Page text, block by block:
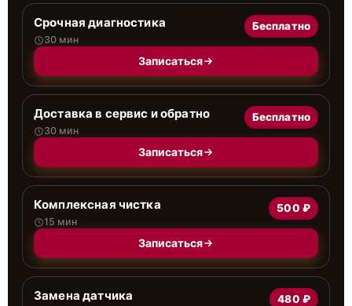
Срочная диагностика
30 мин
Бесплатно
Записаться
Доставка в сервис и обратно
30 мин
Бесплатно
Записаться
Комплексная чистка
15 мин
500 ₽
Записаться
Замена датчика 480 ₽